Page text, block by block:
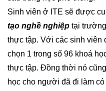
Sinh viên ở ITE sẽ được
tạo nghề nghiệp tại
thực tập. Với các sinh viên
chọn 1 trong số 96 khoá
thực tập. Đồng thời nó
học cho người đã đi làm